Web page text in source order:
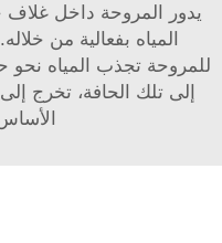
يدور المروحة داخل
المياه بفعالية من
للمروحة تجذب المياه نحو
إلى تلك الحافة، تخرج